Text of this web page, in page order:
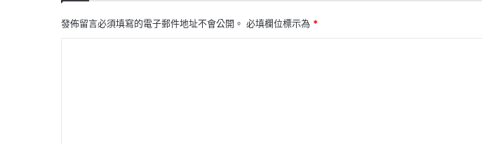
發佈留言必須填寫的電子郵件地址不會公開。 必填欄位標示為 *